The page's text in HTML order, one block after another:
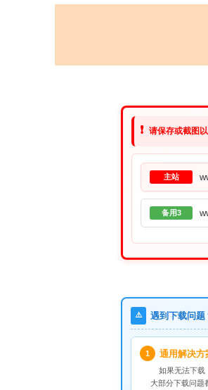
❗ 请保存或截图
主站
备用3
⚠️ 遇到下载问题
1 通用解决方
如果无法下载
大部分下载问题